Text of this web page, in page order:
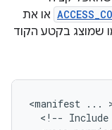
או את
שמוצג בקטע הקוד
<manifest ...
<!-- Include